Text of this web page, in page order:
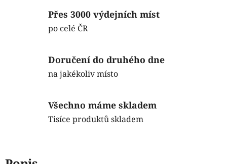
Přes 3000 výdejních míst
po celé ČR
Doručení do druhého dne
na jakékoliv místo
Všechno máme skladem
Tisíce produktů skladem